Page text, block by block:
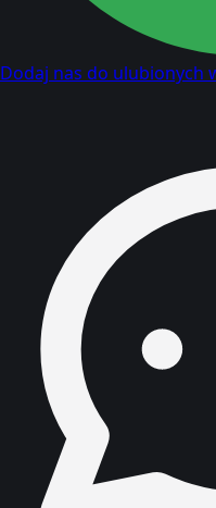
Dodaj nas do ulubionych